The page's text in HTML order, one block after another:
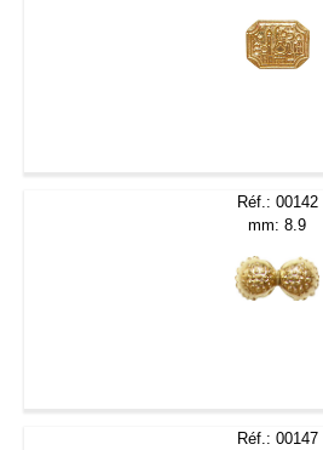
Réf.: 00142
mm: 8.9
Réf.: 00147